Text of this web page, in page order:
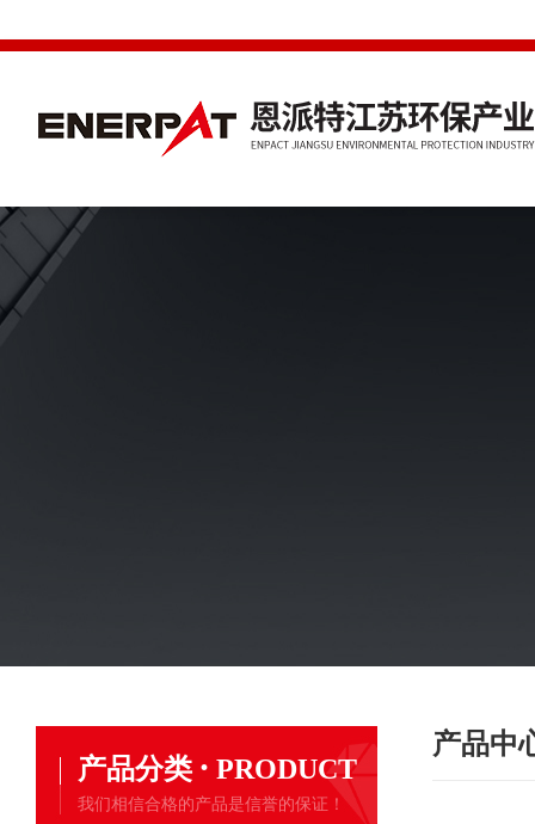
产品分类 · PRODUCT
我们相信合格的产品是信誉的保证！
产品中